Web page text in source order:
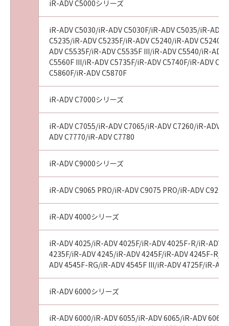
iR-ADV C5000シリーズ
iR-ADV C5030/iR-ADV C5030F/iR-ADV C5035/iR-
C5235/iR-ADV C5235F/iR-ADV C5240/iR-ADV
ADV C5535F/iR-ADV C5535F III/iR-ADV C5540/iR-
C5560F III/iR-ADV C5735F/iR-ADV C5740F/iR-ADV
C5860F/iR-ADV C5870F
iR-ADV C7000シリーズ
iR-ADV C7055/iR-ADV C7065/iR-ADV C7260/iR-ADV
ADV C7770/iR-ADV C7780
iR-ADV C9000シリーズ
iR-ADV C9065 PRO/iR-ADV C9075 PRO/iR-ADV
iR-ADV 4000シリーズ
iR-ADV 4025/iR-ADV 4025F/iR-ADV 4025F-R/iR-ADV
4235F/iR-ADV 4245/iR-ADV 4245F/iR-ADV 4245F-R/
ADV 4545F-RG/iR-ADV 4545F III/iR-ADV 4725F/iR-
iR-ADV 6000シリーズ
iR-ADV 6000/iR-ADV 6055/iR-ADV 6065/iR-ADV